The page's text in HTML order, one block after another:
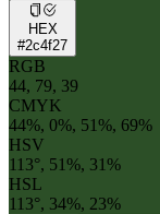
HEX
#2c4f27
RGB
44, 79, 39
CMYK
44%, 0%, 51%, 69%
HSV
113°, 51%, 31%
HSL
113°, 34%, 23%